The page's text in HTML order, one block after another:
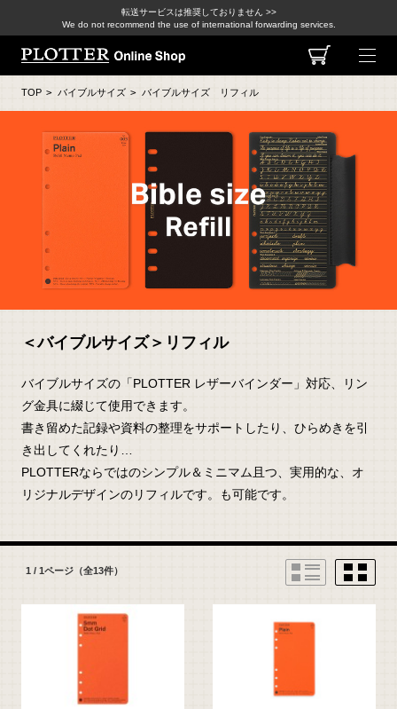
転送サービスは推奨しておりません >>
We do not recommend the use of international forwarding services.
TOP > バイブルサイズ > バイブルサイズ リフィル
＜バイブルサイズ＞リフィル
バイブルサイズの「PLOTTER レザーバインダー」対応、リン
グ金具に綴じて使用できます。
書き留めた記録や資料の整理をサポートしたり、ひらめきを引
き出してくれたり…
PLOTTERならではのシンプル＆ミニマム且つ、実用的な、オ
リジナルデザインのリフィルです。も可能です。
1 / 1ページ（全13件）